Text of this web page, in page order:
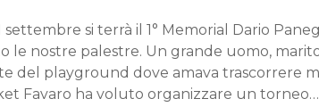
settembre si terrà il 1° Memorial Dario
le nostre palestre. Un grande uomo,
del playground dove amava trascorrere
Favaro ha voluto organizzare un torneo…